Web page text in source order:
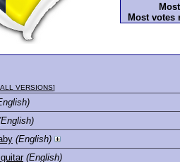
Most votes
VERSIONS]
(English)
(English)